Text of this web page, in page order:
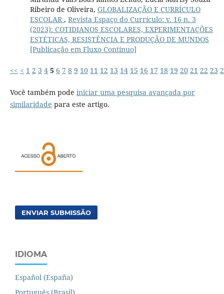
Ribeiro de Oliveira, GLOBALIZAÇÃO E CURRÍCULO
ESCOLAR, Revista Espaço do Currículo: v. 16 n. 3
(2023): COTIDIANOS ESCOLARES, EXPERIMENTAÇÕES
ESTÉTICAS, RESISTÊNCIA E PRODUÇÃO DE MUNDOS
[Publicação em Fluxo Contínuo]
<< < 1 2 3 4 5 6 7 8 9 10 11 12 13 14 15 16 17 18 19 20 21 22 23
Você também pode iniciar uma pesquisa avançada por
similaridade para este artigo.
ENVIAR SUBMISSÃO
IDIOMA
Español (España)
Português (Brasil)